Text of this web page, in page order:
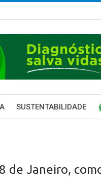
SUSTENTABILIDADE
de Janeiro,